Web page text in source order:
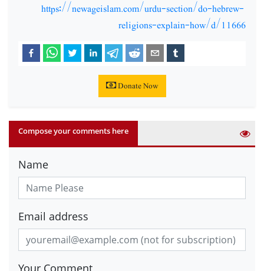
https://newageislam.com/urdu-section/do-hebrew-
religions-explain-how/d/11666
Donate Now
Compose your comments here
Name
Email address